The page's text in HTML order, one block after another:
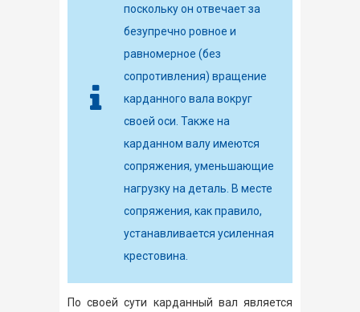
поскольку он отвечает за
безупречно ровное и
равномерное (без
сопротивления) вращение
карданного вала вокруг
своей оси. Также на
карданном валу имеются
сопряжения, уменьшающие
нагрузку на деталь. В месте
сопряжения, как правило,
устанавливается усиленная
крестовина.
По своей сути карданный вал является